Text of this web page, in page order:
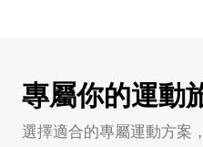
專屬你的運動
選擇適合的專屬運動方案